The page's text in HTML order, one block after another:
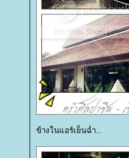
ข้างในแอร์เย็นฉ่ำ...